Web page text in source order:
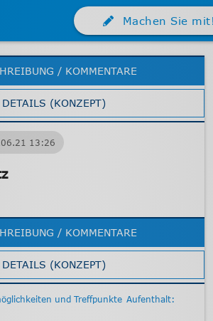
Machen Sie
/ KOMMENTARE
DETAILS (KONZEPT)
13:26
/ KOMMENTARE
DETAILS (KONZEPT)
und Treffpunkte Aufenthalt: